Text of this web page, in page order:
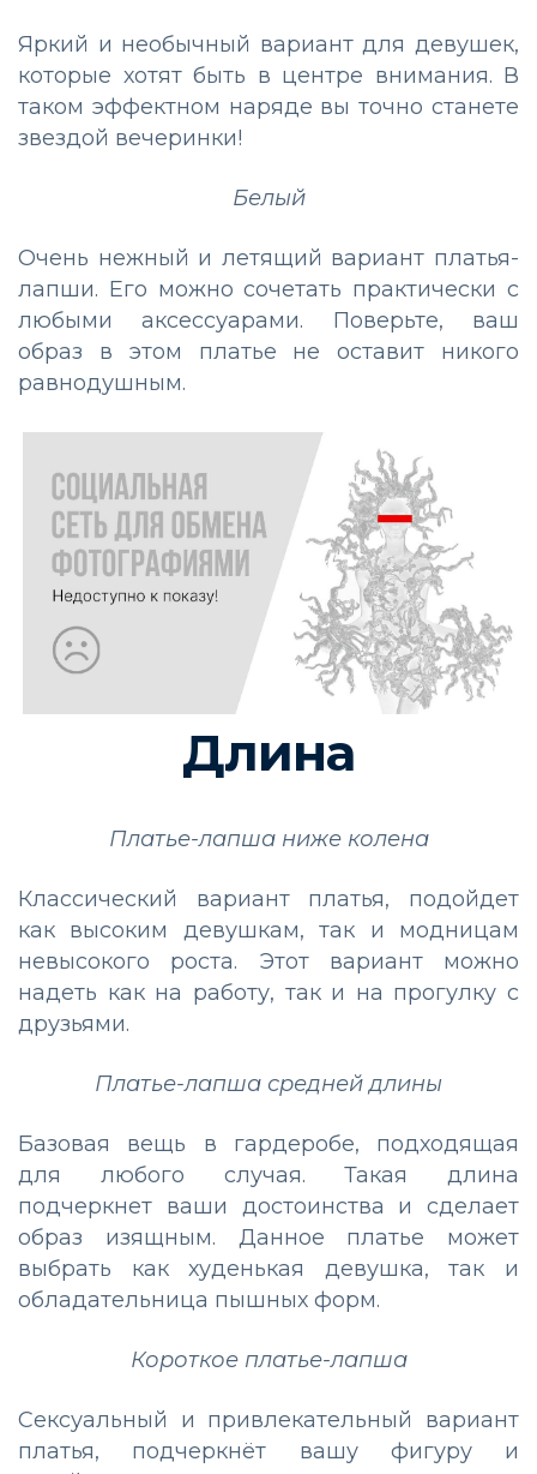
Яркий и необычный вариант для девушек,
которые хотят быть в центре внимания. В
таком эффектном наряде вы точно станете
звездой вечеринки!
Белый
Очень нежный и летящий вариант платья-
лапши. Его можно сочетать практически с
любыми аксессуарами. Поверьте, ваш
образ в этом платье не оставит никого
равнодушным.
Длина
Платье-лапша ниже колена
Классический вариант платья, подойдет
как высоким девушкам, так и модницам
невысокого роста. Этот вариант можно
надеть как на работу, так и на прогулку с
друзьями.
Платье-лапша средней длины
Базовая вещь в гардеробе, подходящая
для любого случая. Такая длина
подчеркнет ваши достоинства и сделает
образ изящным. Данное платье может
выбрать как худенькая девушка, так и
обладательница пышных форм.
Короткое платье-лапша
Сексуальный и привлекательный вариант
платья, подчеркнёт вашу фигуру и